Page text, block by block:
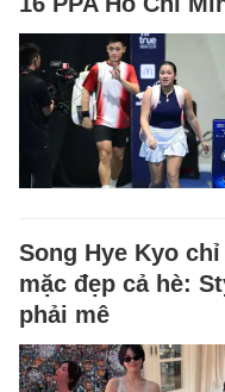
Song Hye Kyo
mặc đẹp cả hè:
phải mê